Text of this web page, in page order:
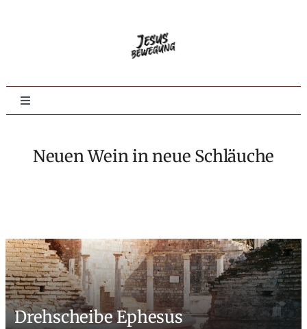
Toggle
Tieferes Leben
Unterwegs
Neuen Wein in neue Schläuche
Drehscheibe Ephesus